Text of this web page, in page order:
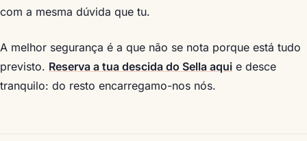
com a mesma dúvida que tu.
A melhor segurança é a que não se nota porque está tudo
previsto. Reserva a tua descida do Sella aqui e desce
tranquilo: do resto encarregamo-nos nós.